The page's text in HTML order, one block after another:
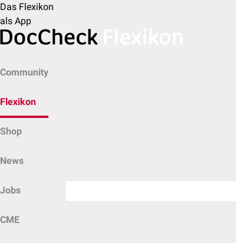
Das Flexikon
als App
Community
Flexikon
Shop
News
Jobs
CME